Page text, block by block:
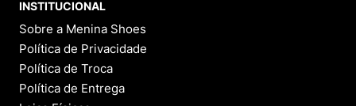
INSTITUCIONAL
Sobre a Menina Shoes
Política de Privacidade
Política de Troca
Política de Entrega